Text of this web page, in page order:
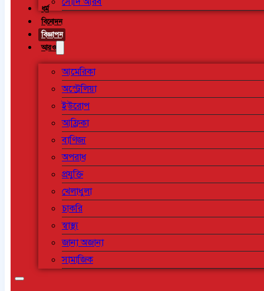
ধর্ম
বিনোদন
বিজ্ঞাপন
আরও
আমেরিকা
অস্ট্রেলিয়া
ইউরোপ
আফ্রিকা
বাণিজ্য
অপরাধ
প্রযুক্তি
খেলাধুলা
চাকরি
স্বাস্থ্য
জানা অজানা
সামাজিক